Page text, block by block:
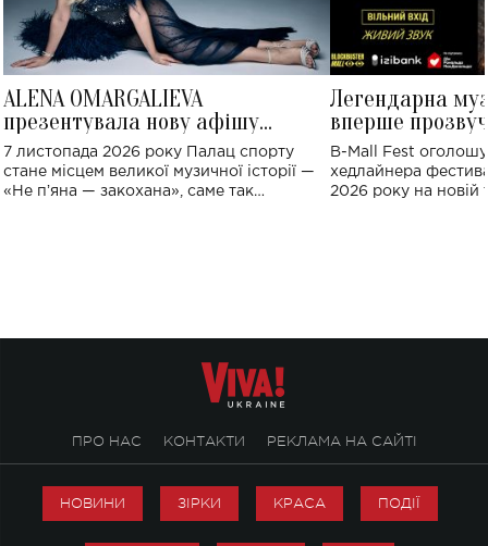
ALENA OMARGALIEVA
презентувала нову афішу
великого концерту в Палаці
спорту
7 листопада 2026 року Палац спорту
стане місцем великої музичної історії —
«Не пʼяна — закохана», саме так
Легендарна
вперше
Україні: де
B-Mall Fest
хедлайнера
2026 року на новій
ПРО НАС КОНТАКТИ РЕКЛАМА НА САЙТІ
НОВИНИ ЗІРКИ КРАСА ПОДІЇ